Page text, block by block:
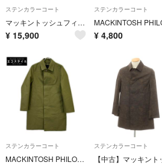
ステンカラーコート
マッキントッシュフィロソフィー TROTTER ステンカラーコート ミドル 42
¥ 15,900
ステンカラーコート
¥ 4,800
ステンカラーコート
MACKINTOSH PHILOSOPHY マッキントッシュフィロソフィー H1C11-607-73 グリーン ライナー付きステンカラーコート 36
ステンカラーコート